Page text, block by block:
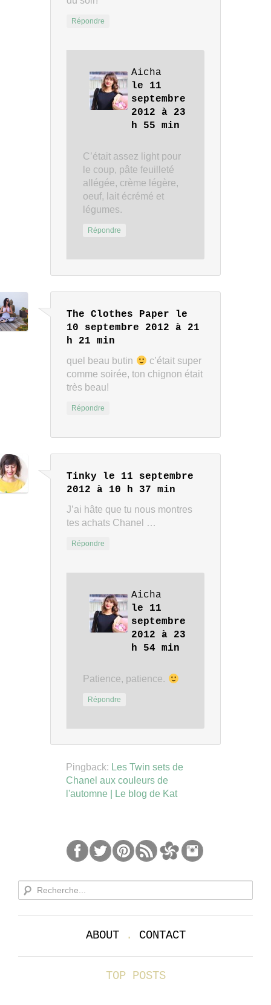
Répondre
Aicha
le 11
septembre
2012 à 23
h 55 min
C’était assez light pour
le coup, pâte feuilleté
allégée, crème légère,
oeuf, lait écrémé et
légumes.
Répondre
The Clothes Paper
le
10 septembre 2012 à 21
h 21 min
quel beau butin
c’était super
comme soirée, ton chignon était
très beau!
Répondre
Tinky
le 11 septembre
2012 à 10 h 37 min
J’ai hâte que tu nous montres
tes achats Chanel …
Répondre
Aicha
le 11
septembre
2012 à 23
h 54 min
Patience, patience.
Répondre
Pingback: Les Twin sets de
Chanel aux couleurs de
l'automne | Le blog de Kat
ABOUT. CONTACT
TOP POSTS